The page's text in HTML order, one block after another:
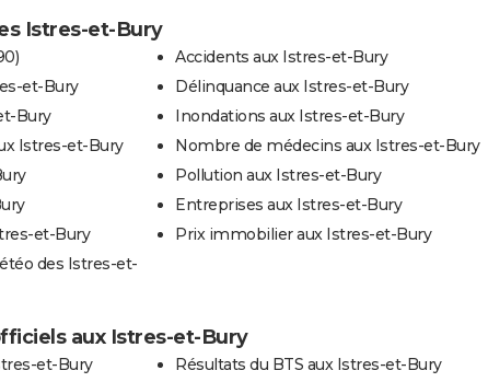
Istres-et-Bury
et-Bury
Bury
Istres-et-Bury
et-Bury
des Istres-et-
Accidents aux Istres-et-Bury
Délinquance aux Istres-et-Bury
Inondations aux Istres-et-Bury
Nombre de médecins aux Istres-et-Bury
Pollution aux Istres-et-Bury
Entreprises aux Istres-et-Bury
Prix immobilier aux Istres-et-Bury
aux Istres-et-Bury
et-Bury
Résultats du BTS aux Istres-et-Bury